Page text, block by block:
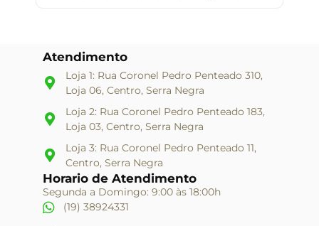
Atendimento
Loja 1: Rua Coronel Pedro Penteado 310,
Loja 06, Centro, Serra Negra
Loja 2: Rua Coronel Pedro Penteado 183,
Loja 03, Centro, Serra Negra
Loja 3: Rua Coronel Pedro Penteado 11,
Centro, Serra Negra
Horario de Atendimento
Segunda a Domingo: 9:00 às 18:00h
(19) 38924331